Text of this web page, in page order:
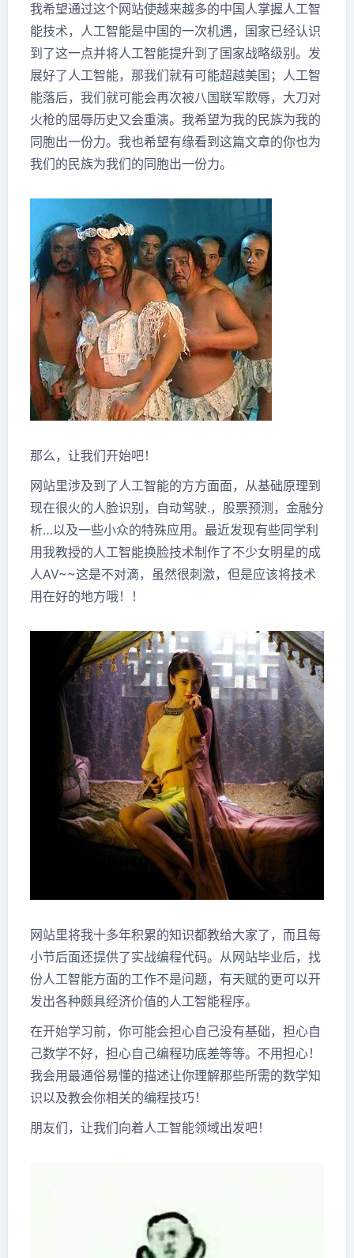
我希望通过这个网站使越来越多的中国人掌握人工智
能技术，人工智能是中国的一次机遇，国家已经认识
到了这一点并将人工智能提升到了国家战略级别。发
展好了人工智能，那我们就有可能超越美国；人工智
能落后，我们就可能会再次被八国联军欺辱，大刀对
火枪的屈辱历史又会重演。我希望为我的民族为我的
同胞出一份力。我也希望有缘看到这篇文章的你也为
我们的民族为我们的同胞出一份力。
那么，让我们开始吧！
网站里涉及到了人工智能的方方面面，从基础原理到
现在很火的人脸识别，自动驾驶.，股票预测，金融分
析…以及一些小众的特殊应用。最近发现有些同学利
用我教授的人工智能换脸技术制作了不少女明星的成
人AV~~这是不对滴，虽然很刺激，但是应该将技术
用在好的地方哦！！
网站里将我十多年积累的知识都教给大家了，而且每
小节后面还提供了实战编程代码。从网站毕业后，找
份人工智能方面的工作不是问题，有天赋的更可以开
发出各种颇具经济价值的人工智能程序。
在开始学习前，你可能会担心自己没有基础，担心自
己数学不好，担心自己编程功底差等等。不用担心！
我会用最通俗易懂的描述让你理解那些所需的数学知
识以及教会你相关的编程技巧！
朋友们，让我们向着人工智能领域出发吧！